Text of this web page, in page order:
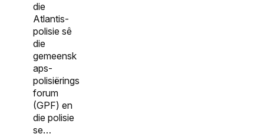
die
Atlantis-
polisie sê
die
gemeensk
aps-
polisiërings
forum
(GPF) en
die polisie
se…